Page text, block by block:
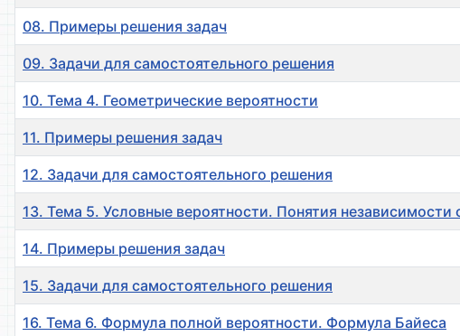
08. Примеры решения задач
09. Задачи для самостоятельного решения
10. Тема 4. Геометрические вероятности
11. Примеры решения задач
12. Задачи для самостоятельного решения
13. Тема 5. Условные вероятности. Понятия
14. Примеры решения задач
15. Задачи для самостоятельного решения
16. Тема 6. Формула полной вероятности. Формула Байеса